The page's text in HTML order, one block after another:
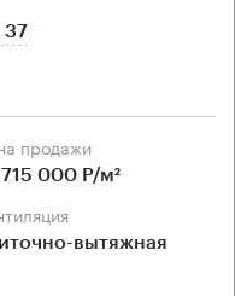
37
продажи
000 Р/м²
вытяжная